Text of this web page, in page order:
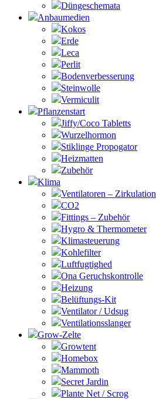
Düngeschemata
Anbaumedien
Kokos
Erde
Leca
Perlit
Bodenverbesserung
Steinwolle
Vermiculit
Pflanzenstart
Jiffy/Coco Tabletts
Wurzelhormon
Stiklinge Propogator
Heizmatten
Zubehör
Klima
Ventilatoren – Zirkulation
CO2
Fittings – Zubehör
Hygro & Thermometer
Klimasteuerung
Kohlefilter
Luftfugtighed
Ona Geruchskontrolle
Heizung
Belüftungs-Kit
Ventilator / Udsug
Ventilationsslanger
Grow-Zelte
Growtent
Homebox
Mammoth
Secret Jardin
Plante Net / Scrog